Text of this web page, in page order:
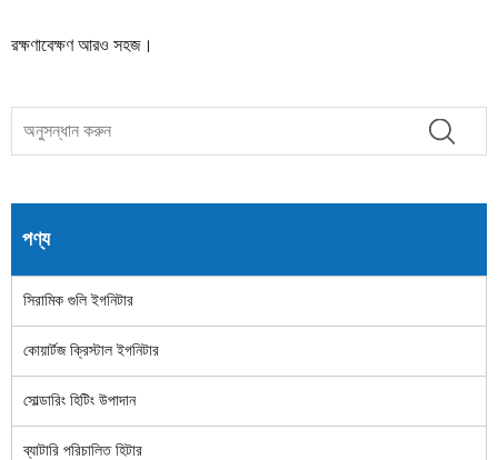
রক্ষণাবেক্ষণ আরও সহজ।
পণ্য
সিরামিক গুলি ইগনিটার
কোয়ার্টজ ক্রিস্টাল ইগনিটার
সোল্ডারিং হিটিং উপাদান
ব্যাটারি পরিচালিত হিটার